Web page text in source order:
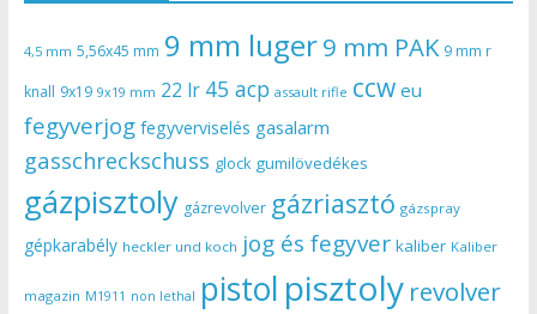
4,5 mm 5,56x45 mm 9 mm luger9 mm PAK 9 mm r
knall 9x19 9x19 mm 22 lr 45 acp assault rifle ccw eu
fegyverjog fegyverviselés gasalarm
gasschreckschuss glock gumilövedékes
gázpisztoly gázrevolver gázriasztó gázspray
gépkarabély heckler und koch jog és fegyver kaliber Kaliber
magazin M1911 non lethal pistol pisztoly revolver